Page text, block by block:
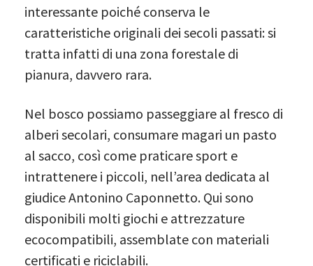
interessante poiché conserva le
caratteristiche originali dei secoli passati: si
tratta infatti di una zona forestale di
pianura, davvero rara.
Nel bosco possiamo passeggiare al fresco di
alberi secolari, consumare magari un pasto
al sacco, così come praticare sport e
intrattenere i piccoli, nell’area dedicata al
giudice Antonino Caponnetto. Qui sono
disponibili molti giochi e attrezzature
ecocompatibili, assemblate con materiali
certificati e riciclabili.